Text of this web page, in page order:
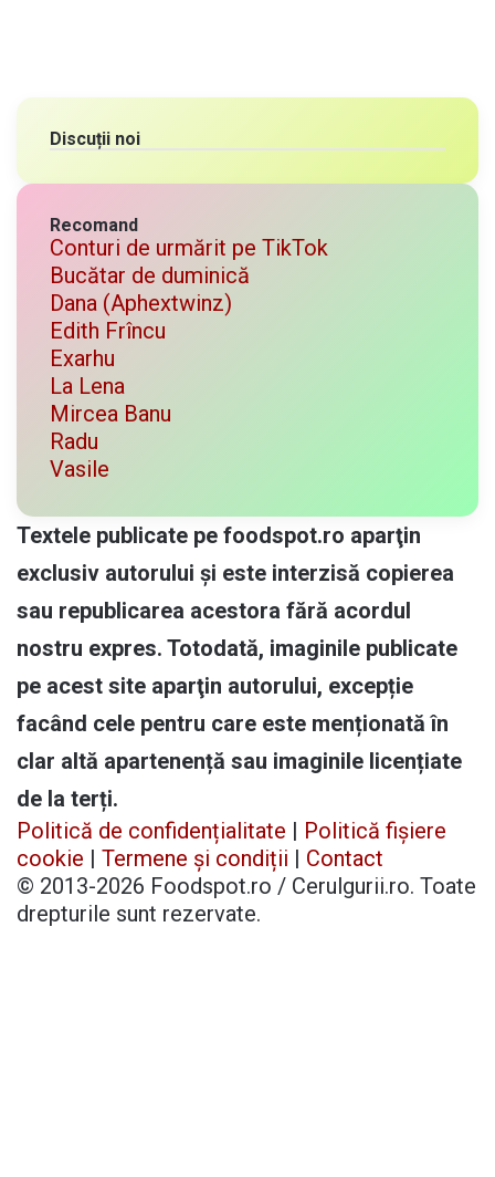
Discuții noi
Recomand
Conturi de urmărit pe TikTok
Bucătar de duminică
Dana (Aphextwinz)
Edith Frîncu
Exarhu
La Lena
Mircea Banu
Radu
Vasile
Textele publicate pe foodspot.ro aparţin
exclusiv autorului și este interzisă copierea
sau republicarea acestora fără acordul
nostru expres. Totodată, imaginile publicate
pe acest site aparţin autorului, excepție
facând cele pentru care este menționată în
clar altă apartenență sau imaginile licențiate
de la terți.
Politică de confidențialitate | Politică fișiere
cookie | Termene și condiții | Contact
© 2013-2026 Foodspot.ro / Cerulgurii.ro. Toate
drepturile sunt rezervate.